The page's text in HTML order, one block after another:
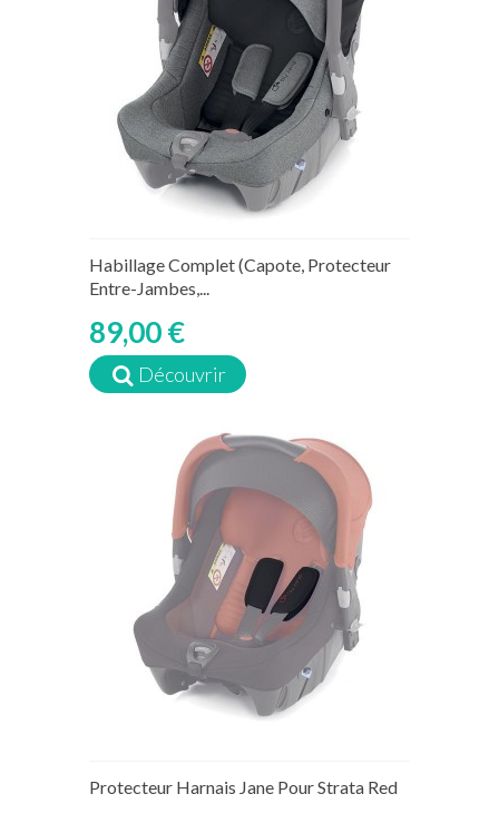
Habillage Complet (Capote, Protecteur
Entre-Jambes,...
89,00 €
Découvrir
Protecteur Harnais Jane Pour Strata Red